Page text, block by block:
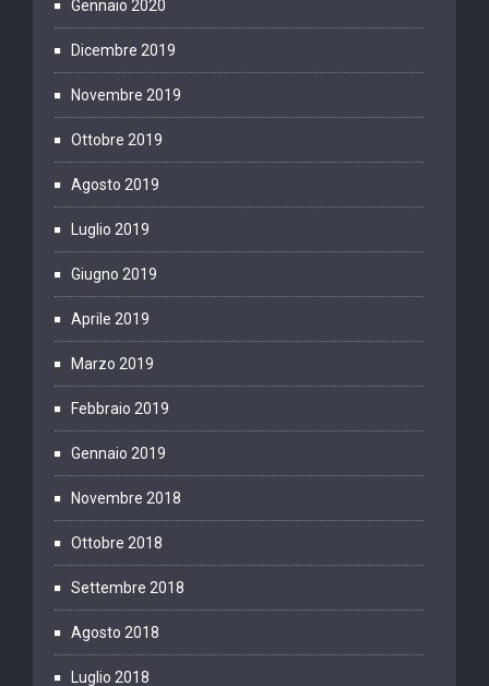
Gennaio 2020
Dicembre 2019
Novembre 2019
Ottobre 2019
Agosto 2019
Luglio 2019
Giugno 2019
Aprile 2019
Marzo 2019
Febbraio 2019
Gennaio 2019
Novembre 2018
Ottobre 2018
Settembre 2018
Agosto 2018
Luglio 2018